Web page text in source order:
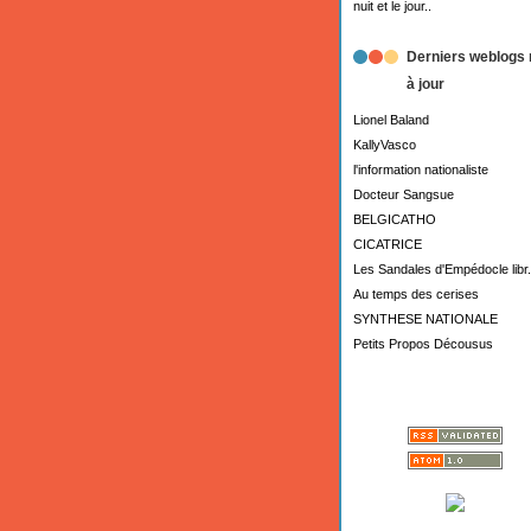
nuit et le jour..
Derniers weblogs
à jour
Lionel Baland
KallyVasco
l'information nationaliste
Docteur Sangsue
BELGICATHO
CICATRICE
Les Sandales d'Empédocle libr...
Au temps des cerises
SYNTHESE NATIONALE
Petits Propos Décousus